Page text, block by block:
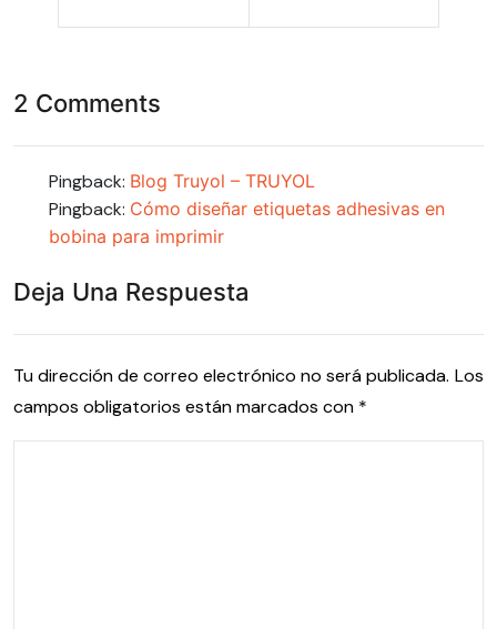
2 Comments
Pingback: Blog Truyol – TRUYOL
Pingback: Cómo diseñar etiquetas adhesivas en
bobina para imprimir
Deja Una Respuesta
Tu dirección de correo electrónico no será publicada. Los
campos obligatorios están marcados con *